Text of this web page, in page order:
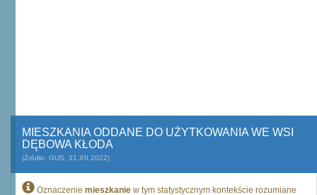
MIESZKANIA ODDANE DO UŻYTKOWANIA WE WSI
DĘBOWA KŁODA
(Źródło: GUS, 31.XII.2022)
Oznaczenie mieszkanie w tym statystycznym kontekście rozumiane